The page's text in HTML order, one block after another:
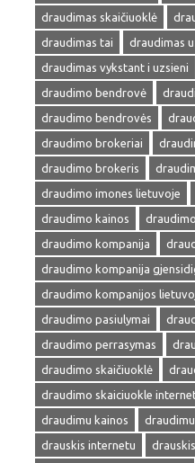
draudimas skaičiuoklė
draudimas tai
draudimas
draudimas vykstant i uzsieni
draudimo bendrovė
draudimo bendrovės
draudimo brokeriai
draudimo brokeris
draudimo imones lietuvoje
draudimo kainos
draudimo kompanija
draudimo kompanija
draudimo kompanijos
draudimo pasiulymai
draudimo perrasymas
draudimo skaičiuoklė
draudimo skaiciuokle
draudimu kainos
drauskis internetu